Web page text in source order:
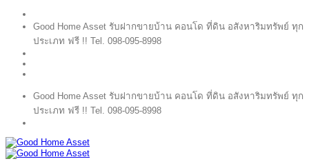
Good Home Asset รับฝากขายบ้าน คอนโด ที่ดิน อสังหาริมทรัพย์ ทุก
ประเภท ฟรี !! Tel. 098-095-8998
Good Home Asset รับฝากขายบ้าน คอนโด ที่ดิน อสังหาริมทรัพย์ ทุก
ประเภท ฟรี !! Tel. 098-095-8998